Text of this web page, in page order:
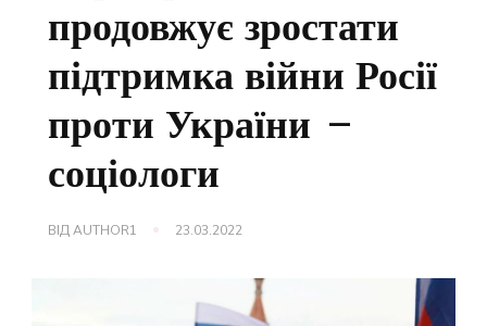
продовжує зростати
підтримка війни Росії
проти України –
соціологи
ВІДAUTHOR1 23.03.2022